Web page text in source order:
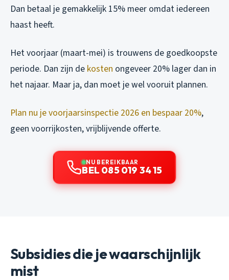
Dan betaal je gemakkelijk 15% meer omdat iedereen
haast heeft.
Het voorjaar (maart-mei) is trouwens de goedkoopste
periode. Dan zijn de kosten ongeveer 20% lager dan in
het najaar. Maar ja, dan moet je wel vooruit plannen.
Plan nu je voorjaarsinspectie 2026 en bespaar 20%,
geen voorrijkosten, vrijblijvende offerte.
NU BEREIKBAAR
BEL 085 019 34 15
Subsidies die je waarschijnlijk
mist